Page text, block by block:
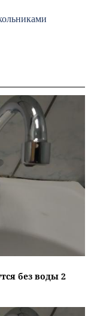
без воды 2